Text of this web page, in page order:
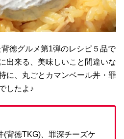
徳グルメ第1弾のレシピ５品で
出来る、美味しいこと間違いな
に、丸ごとカマンベール丼・罪
したよ♪
(背徳TKG)、罪深チーズケ